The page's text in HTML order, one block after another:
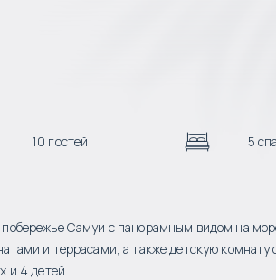
10 гостей 5
Самуи с панорамным видом на
и террасами, а также детскую
и 4 детей.